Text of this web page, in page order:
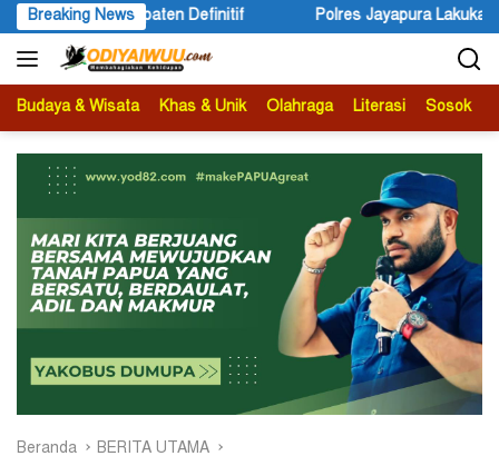
Langsung
ke
konten
Breaking NewsPolres Jayapura Lakukan Penyelidikan Pasca
Budaya & Wisata Khas & Unik Olahraga Literasi Sosok
Beranda BERITA UTAMA